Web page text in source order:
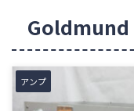
Goldmund
アンプ